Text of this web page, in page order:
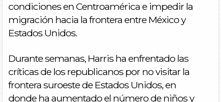
condiciones en Centroamérica e impedir la
migración hacia la frontera entre México y
Estados Unidos.
Durante semanas, Harris ha enfrentado las
críticas de los republicanos por no visitar la
frontera suroeste de Estados Unidos, en
donde ha aumentado el número de niños y